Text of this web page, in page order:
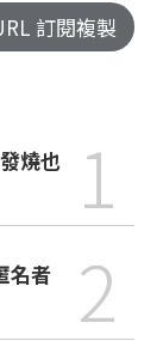
訂閱複製
1
名者
2